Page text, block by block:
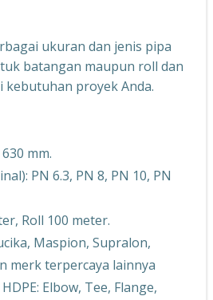
ukuran dan jenis pipa
batangan maupun roll dan
kebutuhan proyek Anda.
mm.
PN 6.3, PN 8, PN 10, PN
Roll 100 meter.
Maspion, Supralon,
merk terpercaya lainnya
Elbow, Tee, Flange,